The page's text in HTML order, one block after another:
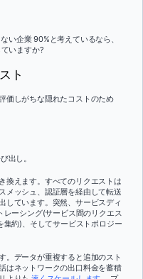
い企業 90%と考えているなら、
いますか?
ト
価しがちな隠れたコストのため
出し。
換えます。すべてのリクエストは
メッシュ、認証層を経由して転送
しています。突然、サービスディ
ーシング(サービス間のリクエス
集約)、そしてサービストポロジー
。データが重複すると追加のスト
はネットワークの出口料金を蓄積